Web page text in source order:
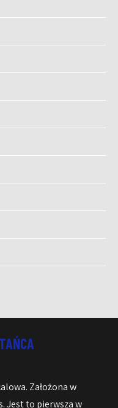
Założona w
Jest to pierwsza w